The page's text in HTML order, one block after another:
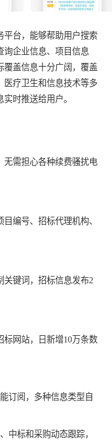
平台，能够帮助用户搜索
询企业信息、项目信息
覆盖信息十分广阔，覆盖
医疗卫生和信息技术等多
时推送给用户。
无需担心各种续费骚扰电
编号、招标代理机构、
关键词，招标信息发布2
标网站，日新增10万条数
订阅，多种信息类型自
中标和采购动态跟踪，